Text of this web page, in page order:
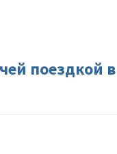
поездкой